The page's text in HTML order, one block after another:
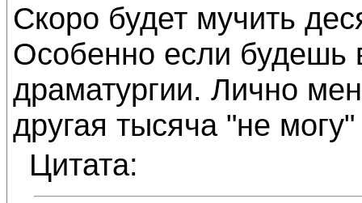
Скоро будет мучить
Особенно если будешь
драматургии. Лично
другая тысяча "не
Цитата: